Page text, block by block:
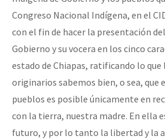
Congreso Nacional Indígena, en el
con el fin de hacer la presentación
Gobierno y su vocera en los cinco
estado de Chiapas, ratificando lo que
originarios sabemos bien, o sea, que
pueblos es posible únicamente en
con la tierra, nuestra madre. En ella
futuro, y por lo tanto la libertad y la